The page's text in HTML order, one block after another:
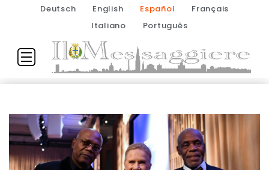
Deutsch English Español
Français
Italiano
Português